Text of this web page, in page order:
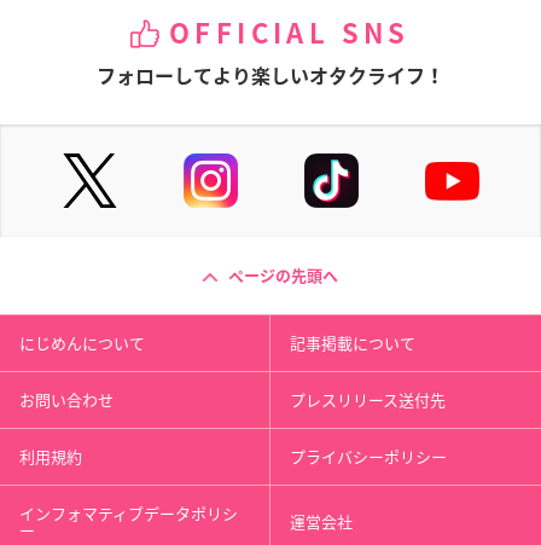
OFFICIAL SNS
フォローしてより楽しいオタクライフ！
ページの先頭へ
にじめんについて 記事掲載について
お問い合わせ プレスリリース送付先
利用規約 プライバシーポリシー
インフォマティブデータポリシ
ー 運営会社